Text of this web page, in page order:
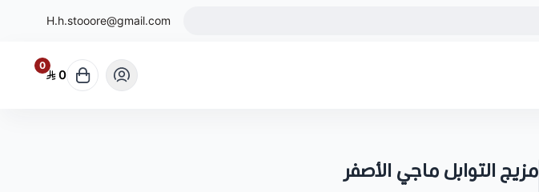
H.h.stooore@gmail.com
0
0
مزيج التوابل ماجي الأصفر